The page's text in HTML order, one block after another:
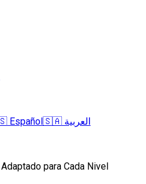
Español🇸🇦 العربية
para Cada Nivel